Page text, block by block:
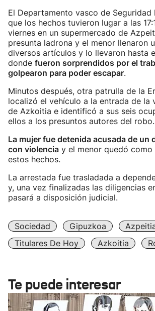
El Departamento vasco de
que los hechos tuvieron lugar a las
viernes en un supermercado de
presunta ladrona y el menor llenaron
diversos artículos y lo llevaron hasta
donde fueron sorprendidos por el
golpearon para poder escapar.
Minutos después, otra patrulla de la
localizó el vehículo a la entrada de la
de Azkoitia e identificó a sus seis
ellos a los presuntos autores del robo.
La mujer fue detenida acusada de un
con violencia y el menor quedó
estos hechos.
La arrestada fue trasladada a
y, una vez finalizadas las diligencias
pasará a disposición judicial.
Sociedad Gipuzkoa
Titulares De Hoy
Azkoitia
Te puede interesar